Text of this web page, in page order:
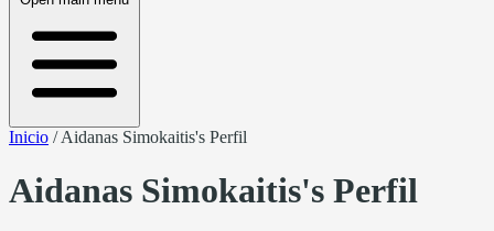
Inicio /Aidanas Simokaitis's Perfil
Aidanas Simokaitis's Perfil